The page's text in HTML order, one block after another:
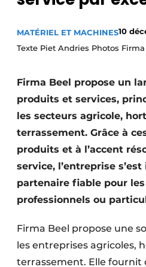
Video’s
Construction bois
Contrôle d’accès
Éclairage
Fondations
Façades
Géotextiles
Infrastructures
MATÉRIEL ET MACHINES10
Texte Piet Andries Photos
Firma Beel propose un
produits et services,
les secteurs agricole,
terrassement. Grâce à
produits et à l’accent
service, l’entreprise
partenaire fiable pour
professionnels ou
Firma Beel propose une
les entreprises agricoles,
terrassement. Elle fournit